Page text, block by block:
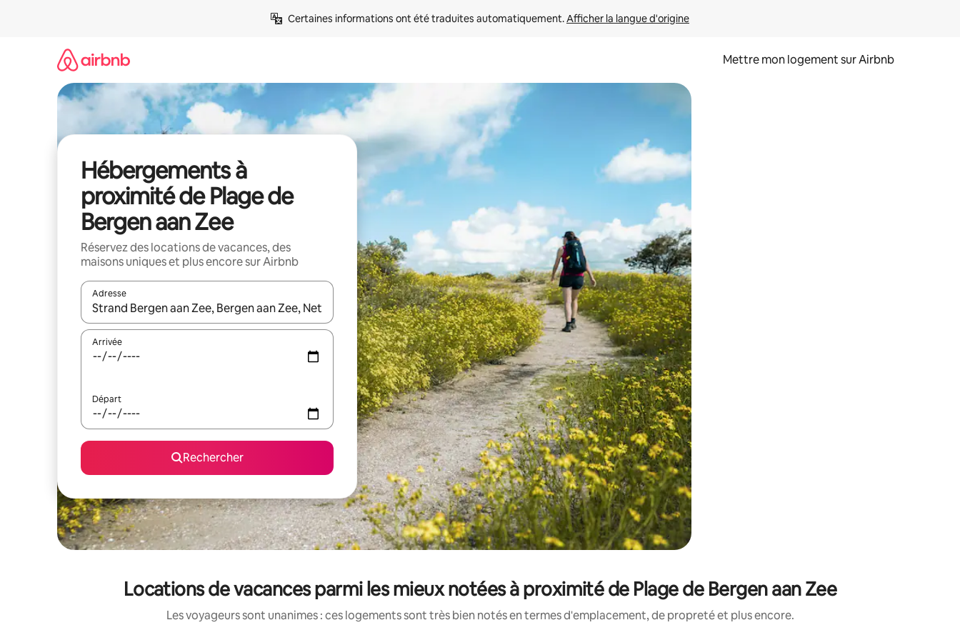
Certaines informations ont été traduites automatiquement. Afficher la langue d'origine
Mettre mon logement sur Airbnb
Hébergements à
proximité de Plage de
Bergen aan Zee
Réservez des locations de vacances, des
maisons uniques et plus encore sur Airbnb
Adresse
Lorsque les résultats s'affichent, utilisez les flèches vers le haut et vers le bas pour les parcourir ou en appuyant et en faisant glisser.
Arrivée
Départ
Rechercher
Locations de vacances parmi les mieux notées à proximité de Plage de Bergen aan Zee
Les voyageurs sont unanimes : ces logements sont très bien notés en termes d'emplacement, de propreté et plus encore.